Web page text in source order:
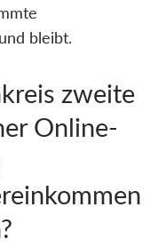
bleibt.
zweite
Online-